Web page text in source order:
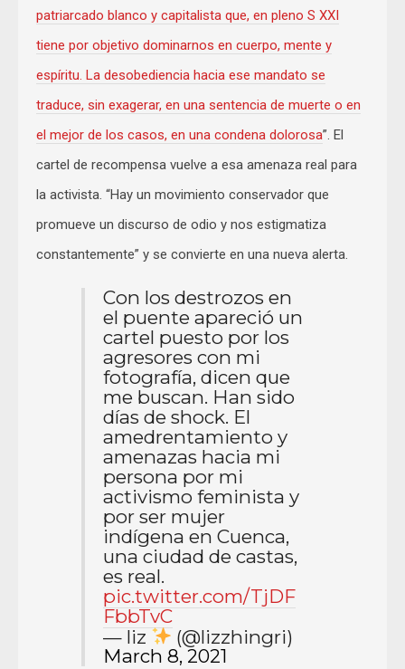
patriarcado blanco y capitalista que, en pleno S XXI
tiene por objetivo dominarnos en cuerpo, mente y
espíritu. La desobediencia hacia ese mandato se
traduce, sin exagerar, en una sentencia de muerte o en
el mejor de los casos, en una condena dolorosa”. El
cartel de recompensa vuelve a esa amenaza real para
la activista. “Hay un movimiento conservador que
promueve un discurso de odio y nos estigmatiza
constantemente” y se convierte en una nueva alerta.
Con los destrozos en
el puente apareció un
cartel puesto por los
agresores con mi
fotografía, dicen que
me buscan. Han sido
días de shock. El
amedrentamiento y
amenazas hacia mi
persona por mi
activismo feminista y
por ser mujer
indígena en Cuenca,
una ciudad de castas,
es real.
pic.twitter.com/TjDF
FbbTvC
— liz
(@lizzhingri)
March 8, 2021